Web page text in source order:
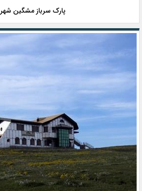
پارک سرباز مشگین شهر